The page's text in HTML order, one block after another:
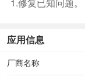
应用信息
厂商名称